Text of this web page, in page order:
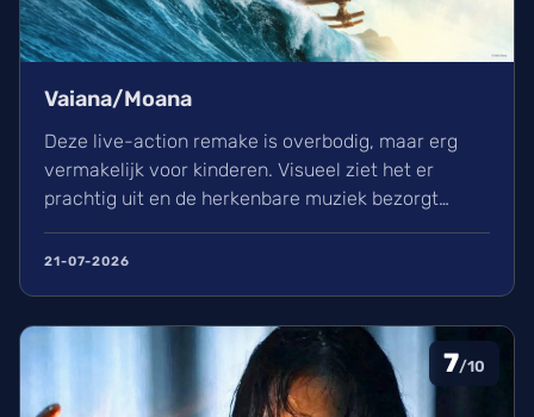
Vaiana/Moana
Deze live-action remake is overbodig, maar erg
vermakelijk voor kinderen. Visueel ziet het er
prachtig uit en de herkenbare muziek bezorgt
kippenvel. Hoewel de lore complex is, zorgt het
avontuur voor een heerlijke ervaring in de
21-07-2026
7/10